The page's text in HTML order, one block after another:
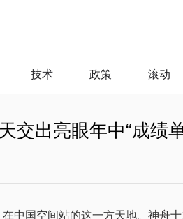
技术 政策 滚动
交出亮眼年中“成绩
中国空间站的这一方天地。神舟